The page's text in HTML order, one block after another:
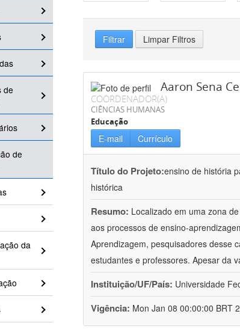
de
de
da
Filtrar Limpar Filtros
Aaron Sena
COORDENADOR(A)
CIÊNCIAS HUMANAS
Educação
E-mail Currículo
Título do Projeto:ensino de história
histórica
Resumo: Localizado em uma zona
aos processos de ensino-
Aprendizagem, pesquisadores desse
estudantes e professores. Apesar da
Instituição/UF/País: Universidade
Vigência: Mon Jan 08 00:00:00 BRT